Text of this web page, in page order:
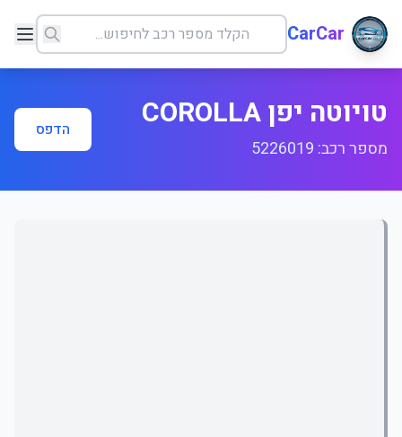
CarCar
טויוטה יפן COROLLA
מספר רכב: 5226019
הדפס